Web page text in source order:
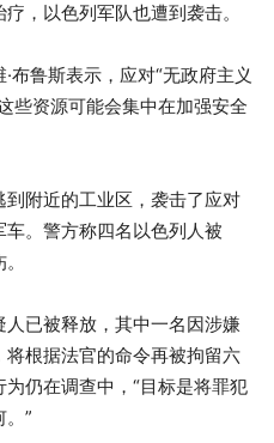
，以色列军队也遭到袭击。
布鲁斯表示，应对“无政府主义
些资源可能会集中在加强安全
附近的工业区，袭击了应对
。警方称四名以色列人被
已被释放，其中一名因涉嫌
根据法官的命令再被拘留六
仍在调查中，“目标是将罪犯
”